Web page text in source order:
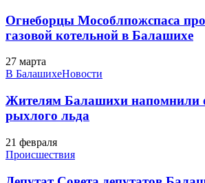
Огнеборцы Мособлпожспаса
газовой котельной в Балашихе
27 марта
В БалашихеНовости
Жителям Балашихи напомнили
рыхлого льда
21 февраля
Происшествия